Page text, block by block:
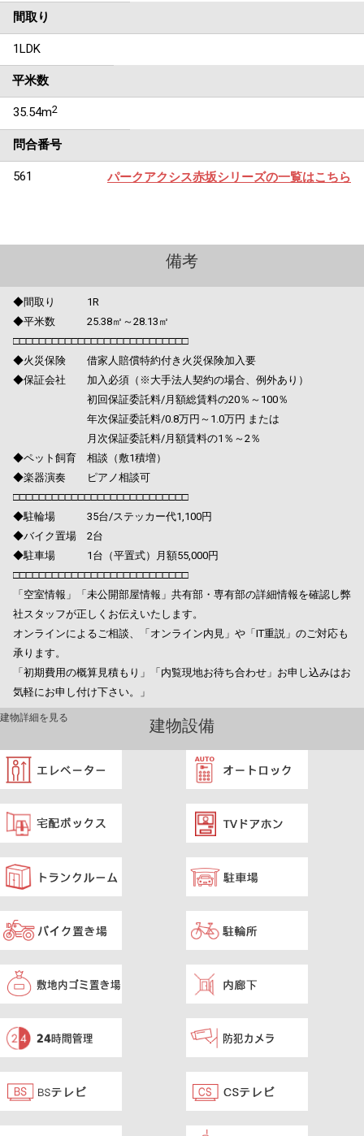
間取り
1LDK
平米数
35.54m2
問合番号
561 パークアクシス赤坂シリーズの一覧はこちら
備考
◆間取り 1R
◆平米数 25.38㎡～28.13㎡
□□□□□□□□□□□□□□□□□□□□□□□□□□□
◆火災保険 借家人賠償特約付き火災保険加入要
◆保証会社 加入必須（※大手法人契約の場合、例外あり）
初回保証委託料/月額総賃料の20％～100％
年次保証委託料/0.8万円～1.0万円 または
月次保証委託料/月額賃料の1％～2％
◆ペット飼育 相談（敷1積増）
◆楽器演奏 ピアノ相談可
□□□□□□□□□□□□□□□□□□□□□□□□□□□
◆駐輪場 35台/ステッカー代1,100円
◆バイク置場 2台
◆駐車場 1台（平置式）月額55,000円
□□□□□□□□□□□□□□□□□□□□□□□□□□□
「空室情報」「未公開部屋情報」共有部・専有部の詳細情報を確認し弊
社スタッフが正しくお伝えいたします。
オンラインによるご相談、「オンライン内見」や「IT重説」のご対応も
承ります。
「初期費用の概算見積もり」「内覧現地お待ち合わせ」お申し込みはお
気軽にお申し付け下さい。」
建物設備
建物詳細を見る